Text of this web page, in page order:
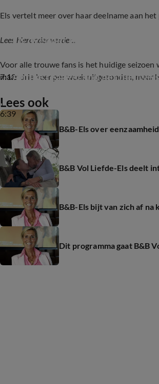
Els vertelt meer over haar deelname aan
Lees hieronder verder...
7:12
Els over het nieuwe seizoen
Voor alle trouwe fans is het huidige seizoen
maar drie keer per week uitgezonden, maar
6:39
Antine reageert op het nieuwe
Lees ook
B&B-Els over
B&B Vol Liefde-Els deelt
B&B-Els bijt van zich af na
Dit programma gaat B&B